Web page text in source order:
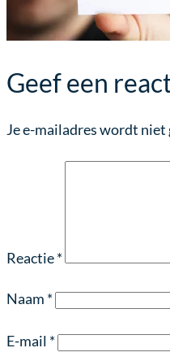
Geef een
Je e-mailadres wordt niet
Reactie*
Naam *
E-mail *